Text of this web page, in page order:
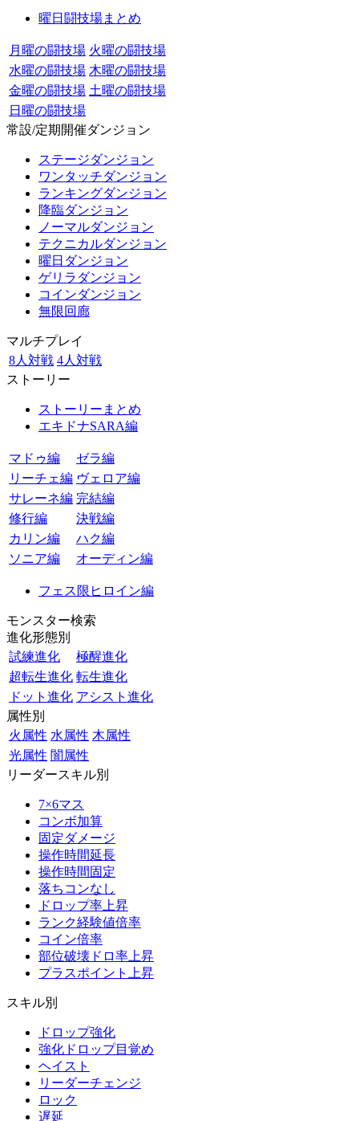
曜日闘技場まとめ
月曜の闘技場 火曜の闘技場
水曜の闘技場 木曜の闘技場
金曜の闘技場 土曜の闘技場
日曜の闘技場
常設/定期開催ダンジョン
ステージダンジョン
ワンタッチダンジョン
ランキングダンジョン
降臨ダンジョン
ノーマルダンジョン
テクニカルダンジョン
曜日ダンジョン
ゲリラダンジョン
コインダンジョン
無限回廊
マルチプレイ
8人対戦 4人対戦
ストーリー
ストーリーまとめ
エキドナSARA編
マドゥ編
ゼラ編
リーチェ編 ヴェロア編
サレーネ編 完結編
修行編
決戦編
カリン編
ハク編
ソニア編
オーディン編
フェス限ヒロイン編
モンスター検索
進化形態別
試練進化
極醒進化
超転生進化 転生進化
ドット進化 アシスト進化
属性別
火属性 水属性 木属性
光属性 闇属性
リーダースキル別
7×6マス
コンボ加算
固定ダメージ
操作時間延長
操作時間固定
落ちコンなし
ドロップ率上昇
ランク経験値倍率
コイン倍率
部位破壊ドロ率上昇
プラスポイント上昇
スキル別
ドロップ強化
強化ドロップ目覚め
ヘイスト
リーダーチェンジ
ロック
遅延